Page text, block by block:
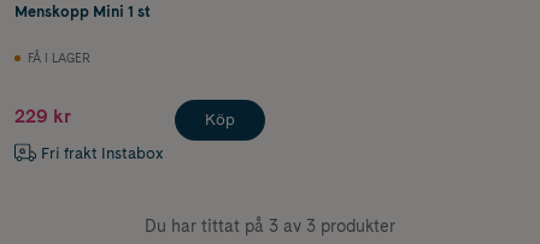
Menskopp Mini 1 st
FÅ I LAGER
229 kr
Fri frakt Instabox
Köp
Du har tittat på 3 av 3 produkter